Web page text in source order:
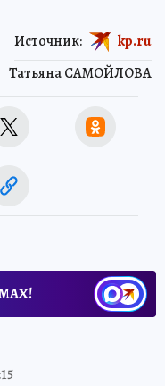
Татьяна САМОЙЛОВА
Источник: kp.ru